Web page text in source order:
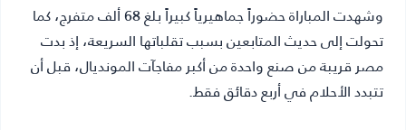
وشهدت المباراة حضوراً جماهيرياً كبيراً بلغ 68 ألف متفرج، كما
تحولت إلى حديث المتابعين بسبب تقلباتها السريعة، إذ بدت
مصر قريبة من صنع واحدة من أكبر مفاجآت المونديال، قبل أن
تتبدد الأحلام في أربع دقائق فقط.